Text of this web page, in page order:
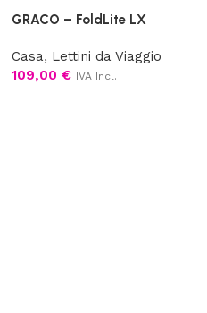
GRACO – FoldLite LX
Casa, Lettini da Viaggio
109,00 € IVA Incl.